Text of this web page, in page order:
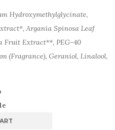
Hydroxymethylglycinate,
Argania Spinosa Leaf
Fruit Extract**, PEG-40
(Fragrance), Geraniol, Linalool,